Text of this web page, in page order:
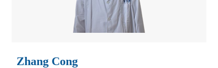
Zhang Cong